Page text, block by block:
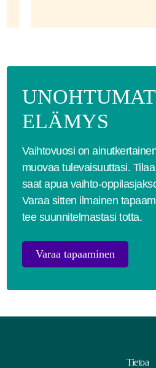
ELÄMYS
Vaihtovuosi on
muovaa tulevaisuuttasi.
saat apua vaihto-
Varaa sitten ilmainen
tee suunnitelmastasi totta.
Varaa tapaaminen
Tietoa